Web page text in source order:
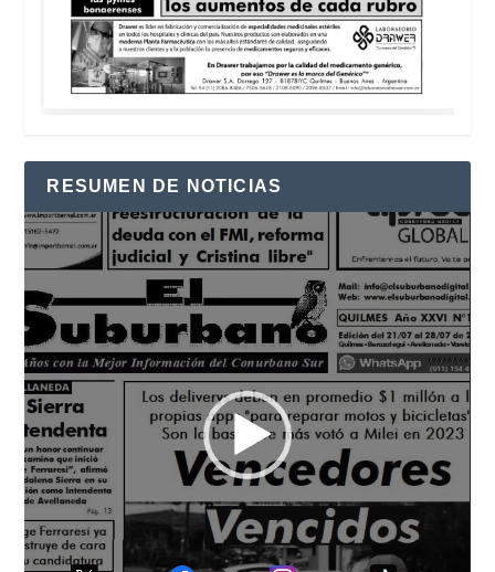
RESUMEN DE NOTICIAS
Reproductor
de
vídeo